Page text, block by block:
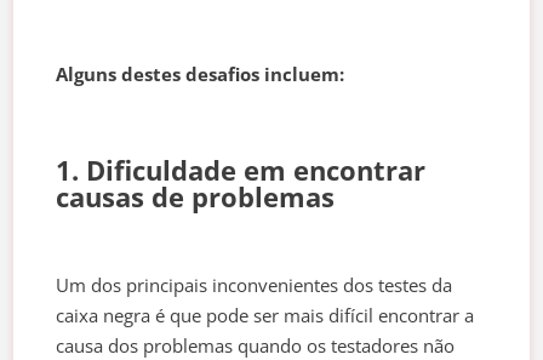
Alguns destes desafios incluem:
1. Dificuldade em encontrar
causas de problemas
Um dos principais inconvenientes dos testes da
caixa negra é que pode ser mais difícil encontrar a
causa dos problemas quando os testadores não